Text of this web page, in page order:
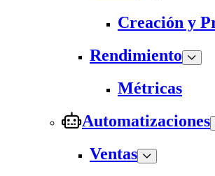
Creación y
Rendimiento
Métricas
Automatizaciones
Ventas